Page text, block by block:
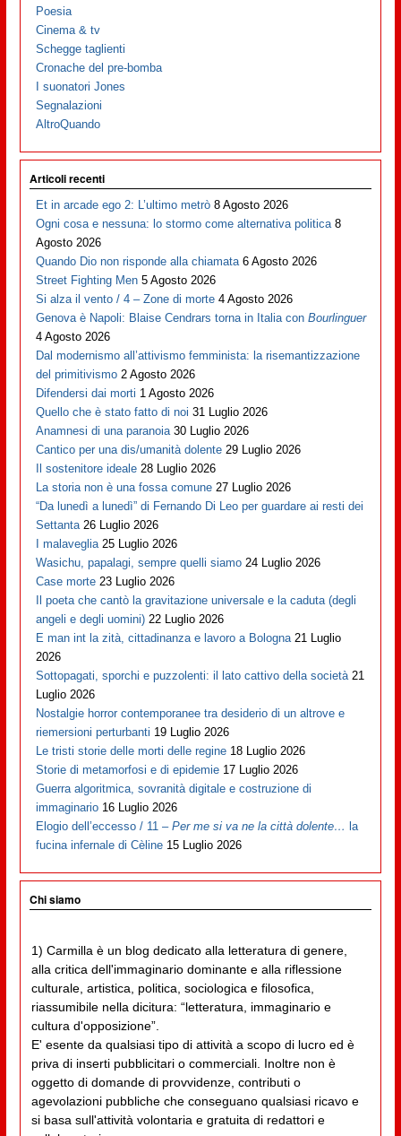
Poesia
Cinema & tv
Schegge taglienti
Cronache del pre-bomba
I suonatori Jones
Segnalazioni
AltroQuando
Articoli recenti
Et in arcade ego 2: L’ultimo metrò 8 Agosto 2026
Ogni cosa e nessuna: lo stormo come alternativa politica 8
Agosto 2026
Quando Dio non risponde alla chiamata 6 Agosto 2026
Street Fighting Men 5 Agosto 2026
Si alza il vento / 4 – Zone di morte 4 Agosto 2026
Genova è Napoli: Blaise Cendrars torna in Italia conBourlinguer
4 Agosto 2026
Dal modernismo all’attivismo femminista: la risemantizzazione
del primitivismo 2 Agosto 2026
Difendersi dai morti 1 Agosto 2026
Quello che è stato fatto di noi 31 Luglio 2026
Anamnesi di una paranoia 30 Luglio 2026
Cantico per una dis/umanità dolente 29 Luglio 2026
Il sostenitore ideale 28 Luglio 2026
La storia non è una fossa comune 27 Luglio 2026
“Da lunedì a lunedì” di Fernando Di Leo per guardare ai resti dei
Settanta 26 Luglio 2026
I malaveglia 25 Luglio 2026
Wasichu, papalagi, sempre quelli siamo 24 Luglio 2026
Case morte 23 Luglio 2026
Il poeta che cantò la gravitazione universale e la caduta (degli
angeli e degli uomini) 22 Luglio 2026
E man int la zità, cittadinanza e lavoro a Bologna 21 Luglio
2026
Sottopagati, sporchi e puzzolenti: il lato cattivo della società 21
Luglio 2026
Nostalgie horror contemporanee tra desiderio di un altrove e
riemersioni perturbanti 19 Luglio 2026
Le tristi storie delle morti delle regine 18 Luglio 2026
Storie di metamorfosi e di epidemie 17 Luglio 2026
Guerra algoritmica, sovranità digitale e costruzione di
immaginario 16 Luglio 2026
Elogio dell’eccesso / 11 –Per me si va ne la città dolente… la
fucina infernale di Cèline 15 Luglio 2026
Chi siamo
1) Carmilla è un blog dedicato alla letteratura di genere,
alla critica dell'immaginario dominante e alla riflessione
culturale, artistica, politica, sociologica e filosofica,
riassumibile nella dicitura: “letteratura, immaginario e
cultura d'opposizione”.
E' esente da qualsiasi tipo di attività a scopo di lucro ed è
priva di inserti pubblicitari o commerciali. Inoltre non è
oggetto di domande di provvidenze, contributi o
agevolazioni pubbliche che conseguano qualsiasi ricavo e
si basa sull'attività volontaria e gratuita di redattori e